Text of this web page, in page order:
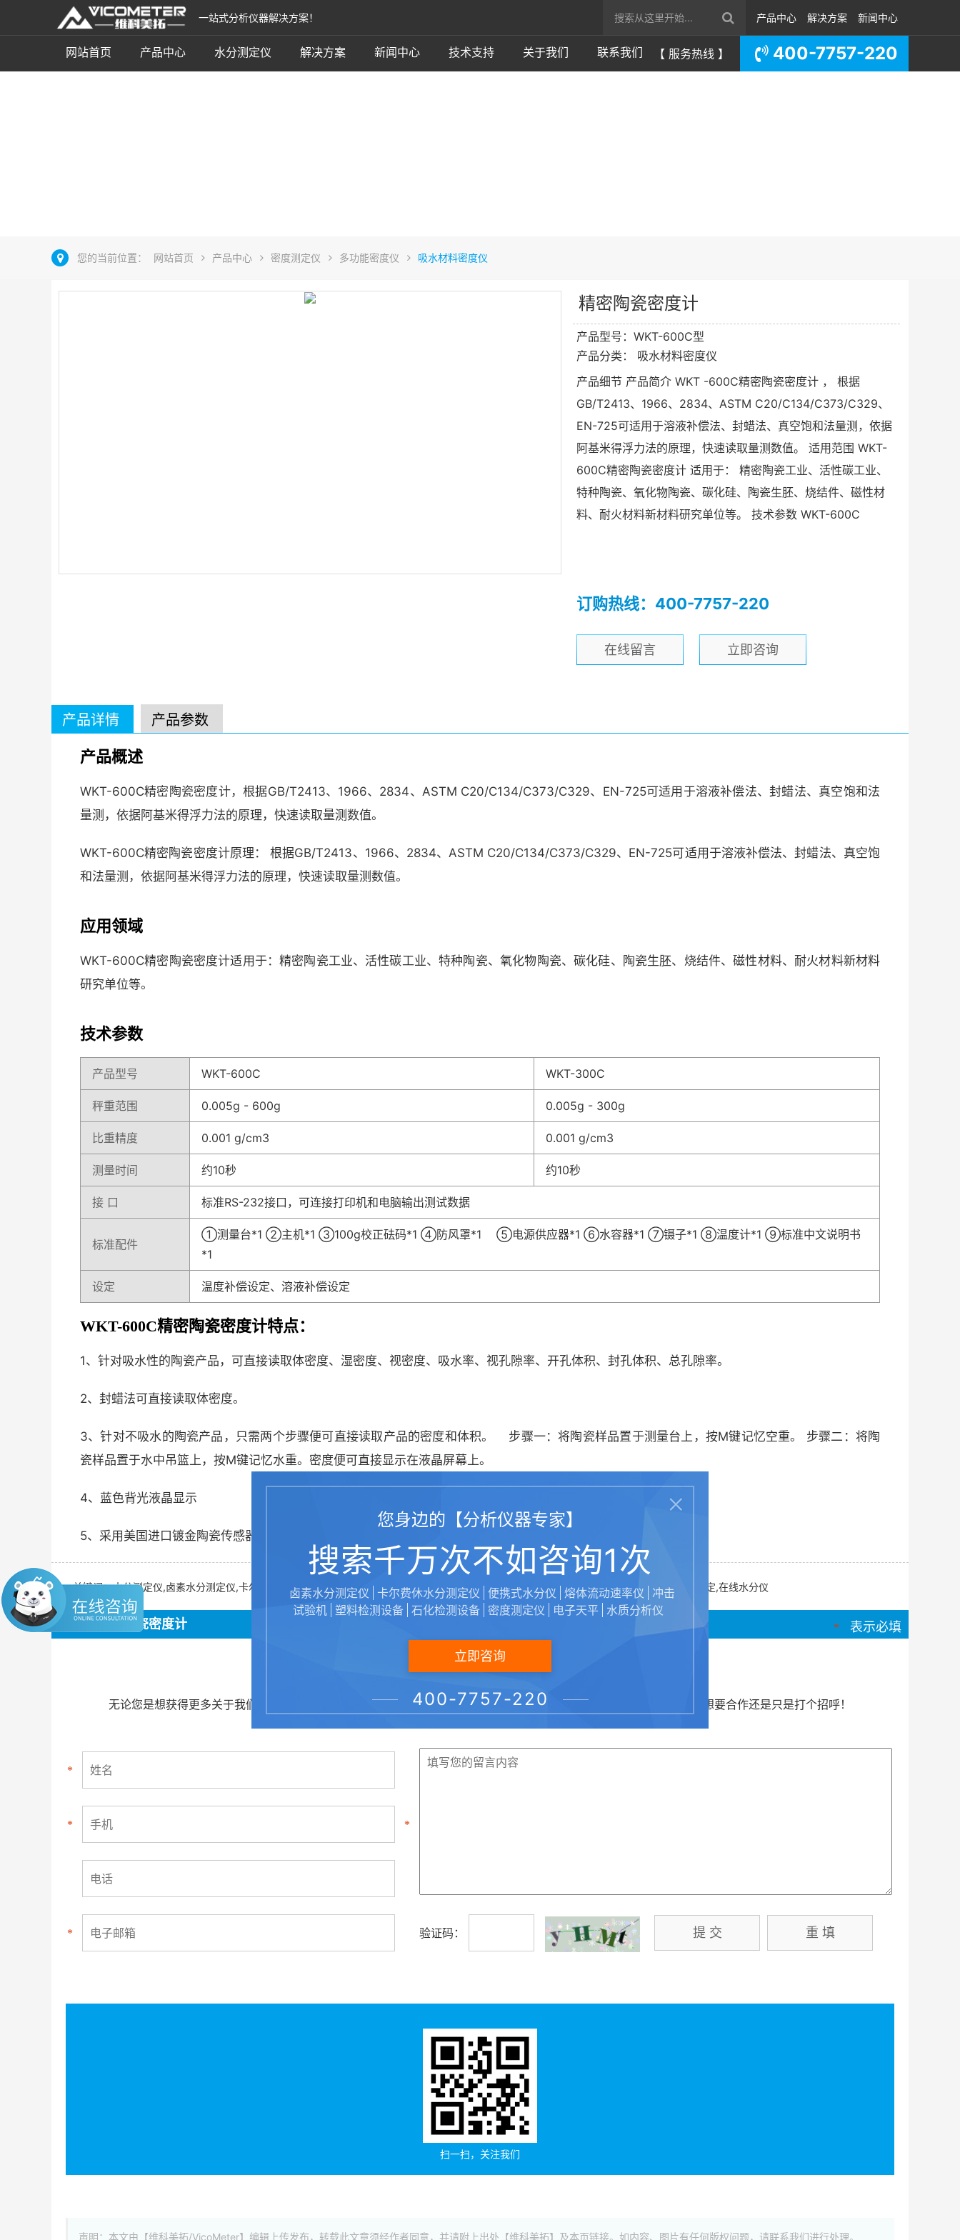
一站式分析仪器解决方案！ 产品中心 解决方案 新闻中心
网站首页 产品中心 水分测定仪 解决方案 新闻中心 技术支持 关于我们 联系我们 【 服务热线 】 400-7757-220
您的当前位置： 网站首页 产品中心 密度测定仪 多功能密度仪 吸水材料密度仪
精密陶瓷密度计
产品型号：WKT-600C型
产品分类： 吸水材料密度仪
产品细节 产品简介 WKT -600C精密陶瓷密度计 ， 根据
GB/T2413、1966、2834、ASTM C20/C134/C373/C329、
EN-725可适用于溶液补偿法、封蜡法、真空饱和法量测，依据
阿基米得浮力法的原理，快速读取量测数值。 适用范围 WKT-
600C精密陶瓷密度计 适用于： 精密陶瓷工业、活性碳工业、
特种陶瓷、氧化物陶瓷、碳化硅、陶瓷生胚、烧结件、磁性材
料、耐火材料新材料研究单位等。 技术参数 WKT-600C
订购热线：400-7757-220
在线留言 立即咨询
产品详情 产品参数
产品概述
WKT-600C精密陶瓷密度计，根据GB/T2413、1966、2834、ASTM C20/C134/C373/C329、EN-725可适用于溶液补偿法、封蜡法、真空饱和法
量测，依据阿基米得浮力法的原理，快速读取量测数值。
WKT-600C精密陶瓷密度计原理： 根据GB/T2413、1966、2834、ASTM C20/C134/C373/C329、EN-725可适用于溶液补偿法、封蜡法、真空饱
和法量测，依据阿基米得浮力法的原理，快速读取量测数值。
应用领域
WKT-600C精密陶瓷密度计适用于：精密陶瓷工业、活性碳工业、特种陶瓷、氧化物陶瓷、碳化硅、陶瓷生胚、烧结件、磁性材料、耐火材料新材料
研究单位等。
技术参数
产品型号 WKT-600C WKT-300C
秤重范围 0.005g - 600g 0.005g - 300g
比重精度 0.001 g/cm3 0.001 g/cm3
测量时间 约10秒 约10秒
接 口 标准RS-232接口，可连接打印机和电脑输出测试数据
标准配件
①测量台*1 ②主机*1 ③100g校正砝码*1 ④防风罩*1 ⑤电源供应器*1 ⑥水容器*1 ⑦镊子*1 ⑧温度计*1 ⑨标准中文说明书
*1
设定 温度补偿设定、溶液补偿设定
WKT-600C精密陶瓷密度计特点：
1、针对吸水性的陶瓷产品，可直接读取体密度、湿密度、视密度、吸水率、视孔隙率、开孔体积、封孔体积、总孔隙率。
2、封蜡法可直接读取体密度。
3、针对不吸水的陶瓷产品，只需两个步骤便可直接读取产品的密度和体积。 步骤一：将陶瓷样品置于测量台上，按M键记忆空重。 步骤二：将陶
瓷样品置于水中吊篮上，按M键记忆水重。密度便可直接显示在液晶屏幕上。
4、蓝色背光液晶显示
5、采用美国进口镀金陶瓷传感器。
关键词：水分测定仪,卤素水分测定仪,卡尔费休水分测定仪,快速水分仪,卤素水分测试仪,水分仪,木材木屑水分测定仪,墙面地面水分仪,土壤水分测定,在线水分仪
* 表示必填
采购：精密陶瓷密度计
我们很乐意听取您的意见
无论您是想获得更多关于我们做什么、为什么以及如何做我们所做的事情的信息，需要关于您正在创建的内容的帮助，想要合作还是只是打个招呼！
*
*
*
* 验证码：
扫一扫，关注我们
声明：本文由【维科美拓/VicoMeter】编辑上传发布，转载此文章须经作者同意，并请附上出处【维科美拓】及本页链接。如内容、图片有任何版权问题，请联系我们进行处理。
您身边的【分析仪器专家】
搜索千万次不如咨询1次
卤素水分测定仪 卡尔费休水分测定仪 便携式水分仪 熔体流动速率仪 冲击
试验机 塑料检测设备 石化检测设备 密度测定仪 电子天平 水质分析仪
立即咨询
400-7757-220